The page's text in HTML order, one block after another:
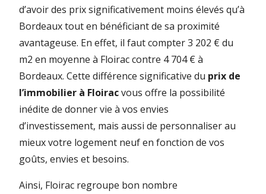
d’avoir des prix significativement moins élevés qu’à
Bordeaux tout en bénéficiant de sa proximité
avantageuse. En effet, il faut compter 3 202 € du
m2 en moyenne à Floirac contre 4 704 € à
Bordeaux. Cette différence significative du prix de
l’immobilier à Floiracvous offre la possibilité
inédite de donner vie à vos envies
d’investissement, mais aussi de personnaliser au
mieux votre logement neuf en fonction de vos
goûts, envies et besoins.
Ainsi, Floirac regroupe bon nombre